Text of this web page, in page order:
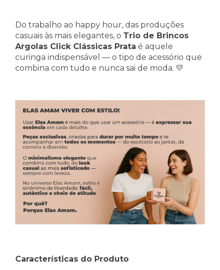
Do trabalho ao happy hour, das produções
casuais às mais elegantes, o Trio de Brincos
Argolas Click Clássicas Prata é aquele
curinga indispensável — o tipo de acessório que
combina com tudo e nunca sai de moda. 💛
Características do Produto